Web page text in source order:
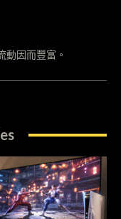
動因而豐富。